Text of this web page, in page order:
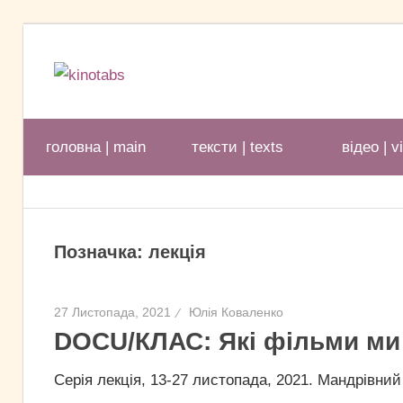
головна | main тексти | texts відео |
Позначка: лекція
27 Листопада, 2021 Юлія Коваленко
DOCU/КЛАС: Які фільми
Серія лекція, 13-27 листопада, 2021.